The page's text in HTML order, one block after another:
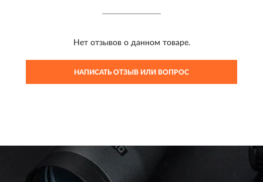
Нет отзывов о данном товаре.
НАПИСАТЬ ОТЗЫВ ИЛИ ВОПРОС